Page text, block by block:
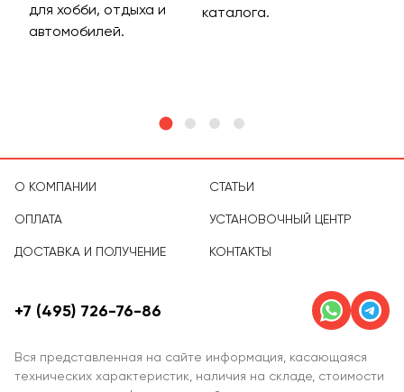
для хобби, отдыха и
автомобилей.
каталога.
О КОМПАНИИ
ОПЛАТА
ДОСТАВКА И ПОЛУЧЕНИЕ
СТАТЬИ
УСТАНОВОЧНЫЙ ЦЕНТР
КОНТАКТЫ
Вся представленная на сайте информация, касающаяся
технических характеристик, наличия на складе, стоимости
+7 (495) 726-76-86